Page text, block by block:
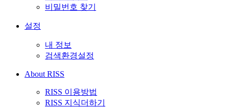
비밀번호 찾기
설정
내 정보
검색환경설정
About RISS
RISS 이용방법
RISS 지식더하기